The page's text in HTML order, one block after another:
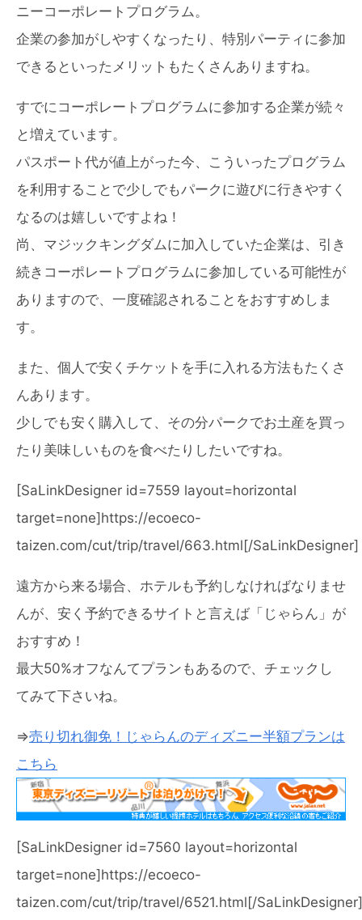
ニーコーポレートプログラム。
企業の参加がしやすくなったり、特別パーティに参加
できるといったメリットもたくさんありますね。
すでにコーポレートプログラムに参加する企業が続々
と増えています。
パスポート代が値上がった今、こういったプログラム
を利用することで少しでもパークに遊びに行きやすく
なるのは嬉しいですよね！
尚、マジックキングダムに加入していた企業は、引き
続きコーポレートプログラムに参加している可能性が
ありますので、一度確認されることをおすすめしま
す。
また、個人で安くチケットを手に入れる方法もたくさ
んあります。
少しでも安く購入して、その分パークでお土産を買っ
たり美味しいものを食べたりしたいですね。
[SaLinkDesigner id=7559 layout=horizontal
target=none]https://ecoeco-
taizen.com/cut/trip/travel/663.html[/SaLinkDesigner]
遠方から来る場合、ホテルも予約しなければなりませ
んが、安く予約できるサイトと言えば「じゃらん」が
おすすめ！
最大50%オフなんてプランもあるので、チェックし
てみて下さいね。
⇒売り切れ御免！じゃらんのディズニー半額プランは
こちら
[SaLinkDesigner id=7560 layout=horizontal
target=none]https://ecoeco-
taizen.com/cut/trip/travel/6521.html[/SaLinkDesigner]